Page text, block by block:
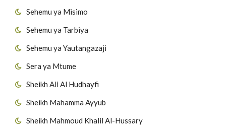
Sehemu ya Misimo
Sehemu ya Tarbiya
Sehemu ya Yautangazaji
Sera ya Mtume
Sheikh Ali Al Hudhayfi
Sheikh Mahamma Ayyub
Sheikh Mahmoud Khalil Al-Hussary